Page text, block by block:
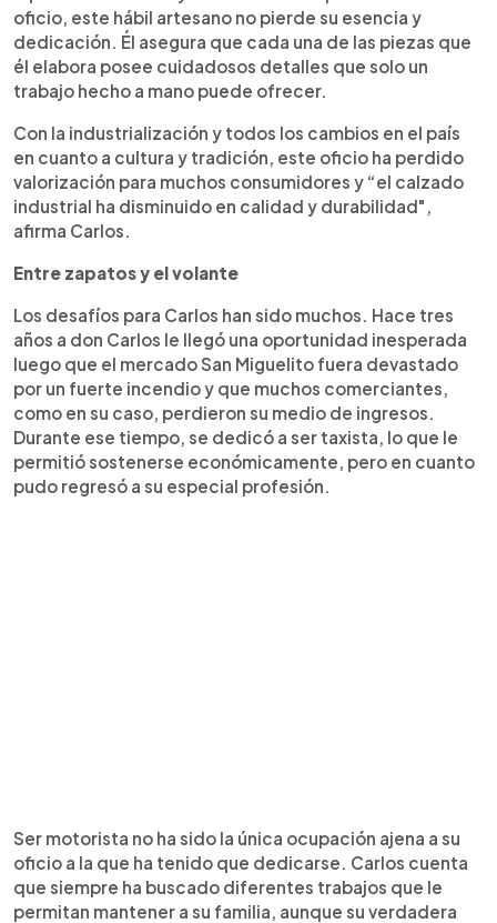
oficio, este hábil artesano no pierde su esencia y
dedicación. Él asegura que cada una de las piezas que
él elabora posee cuidadosos detalles que solo un
trabajo hecho a mano puede ofrecer.
Con la industrialización y todos los cambios en el país
en cuanto a cultura y tradición, este oficio ha perdido
valorización para muchos consumidores y “el calzado
industrial ha disminuido en calidad y durabilidad",
afirma Carlos.
Entre zapatos y el volante
Los desafíos para Carlos han sido muchos. Hace tres
años a don Carlos le llegó una oportunidad inesperada
luego que el mercado San Miguelito fuera devastado
por un fuerte incendio y que muchos comerciantes,
como en su caso, perdieron su medio de ingresos.
Durante ese tiempo, se dedicó a ser taxista, lo que le
permitió sostenerse económicamente, pero en cuanto
pudo regresó a su especial profesión.
Ser motorista no ha sido la única ocupación ajena a su
oficio a la que ha tenido que dedicarse. Carlos cuenta
que siempre ha buscado diferentes trabajos que le
permitan mantener a su familia, aunque su verdadera